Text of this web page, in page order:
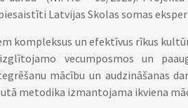
Latvijas Skolas somas
kompleksus un efektīvus rīkus
vecumposmos un
mācību un audzināšanas
metodika izmantojama ikviena